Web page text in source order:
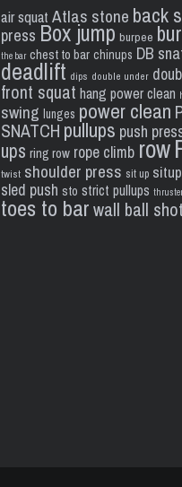
air squat Atlas stone back
press Box jump burpee
the bar chest to bar chinups DB
deadlift dips double under
front squat hang power clean
swing lunges power clean
SNATCH pullups push
ups ring row rope climb row
twist shoulder press sit up
sled push sto strict pullups thruster
toes to barwall ball shot